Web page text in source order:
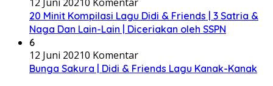
12 Juni 20210 Komentar
20 Minit Kompilasi Lagu Didi & Friends | 3 Satria &
Naga Dan Lain-Lain | Diceriakan oleh SSPN
6
12 Juni 20210 Komentar
Bunga Sakura | Didi & Friends Lagu Kanak-Kanak